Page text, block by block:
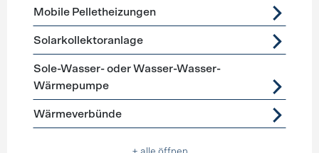
Mobile Pelletheizungen
Solarkollektoranlage
Sole-Wasser- oder Wasser-Wasser-
Wärmepumpe
Wärmeverbünde